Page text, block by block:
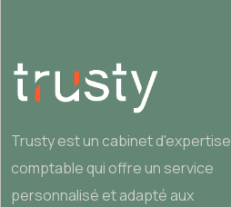
Trusty est un cabinet d'expertise
comptable qui offre un service
personnalisé et adapté aux